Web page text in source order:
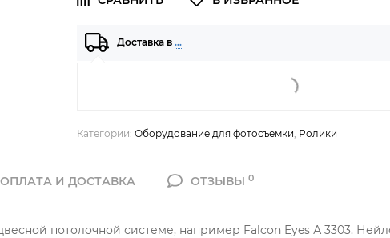
Доставка в …
Категории: Оборудование для фотосъемки Ролики
ОПЛАТА И ДОСТАВКА ОТЗЫВЫ 0
потолочной системе, например Falcon Eyes А 3303.